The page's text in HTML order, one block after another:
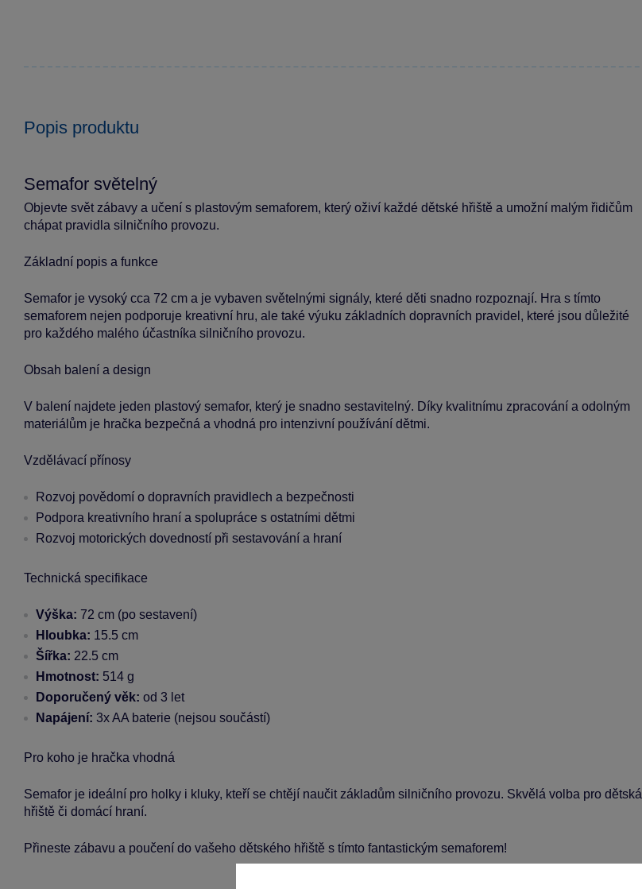
Popis produktu
Semafor světelný
Objevte svět zábavy a učení s plastovým semaforem, který oživí každé dětské hřiště a umožní malým řidičům
chápat pravidla silničního provozu.
Základní popis a funkce
Semafor je vysoký cca 72 cm a je vybaven světelnými signály, které děti snadno rozpoznají. Hra s tímto
semaforem nejen podporuje kreativní hru, ale také výuku základních dopravních pravidel, které jsou důležité
pro každého malého účastníka silničního provozu.
Obsah balení a design
V balení najdete jeden plastový semafor, který je snadno sestavitelný. Díky kvalitnímu zpracování a odolným
materiálům je hračka bezpečná a vhodná pro intenzivní používání dětmi.
Vzdělávací přínosy
Rozvoj povědomí o dopravních pravidlech a bezpečnosti
Podpora kreativního hraní a spolupráce s ostatními dětmi
Rozvoj motorických dovedností při sestavování a hraní
Technická specifikace
Výška: 72 cm (po sestavení)
Hloubka: 15.5 cm
Šířka: 22.5 cm
Hmotnost: 514 g
Doporučený věk: od 3 let
Napájení: 3x AA baterie (nejsou součástí)
Pro koho je hračka vhodná
Semafor je ideální pro holky i kluky, kteří se chtějí naučit základům silničního provozu. Skvělá volba pro dětská
hřiště či domácí hraní.
Přineste zábavu a poučení do vašeho dětského hřiště s tímto fantastickým semaforem!